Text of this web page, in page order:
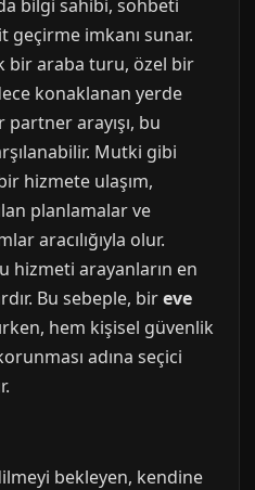
bilgi sahibi, sohbeti
imkanı sunar.
bir araba turu, özel bir
konaklanan yerde
arayışı, bu
Mutki gibi
hizmete ulaşım,
planlamalar ve
aracılığıyla olur.
hizmeti arayanların en
Bu sebeple, bireve
hem kişisel güvenlik
adına seçici
bekleyen, kendine